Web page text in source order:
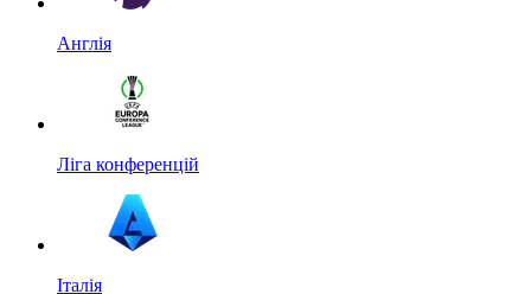
Англія
Ліга конференцій
Італія